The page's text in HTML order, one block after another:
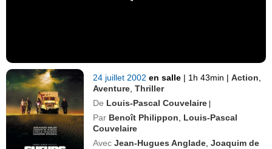
24 juillet 2002en salle | 1h 43min | Action
Aventure ,Thriller
De Louis-Pascal Couvelaire |
Par Benoît Philippon
Louis-Pascal
Couvelaire
Avec Jean-Hugues Anglade ,Joaquim de